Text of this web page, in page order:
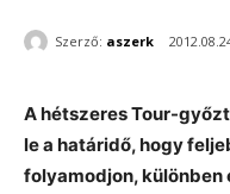
Szerző: aszerk
A hétszeres Tour-
le a határidő, hogy
folyamodjon, különben